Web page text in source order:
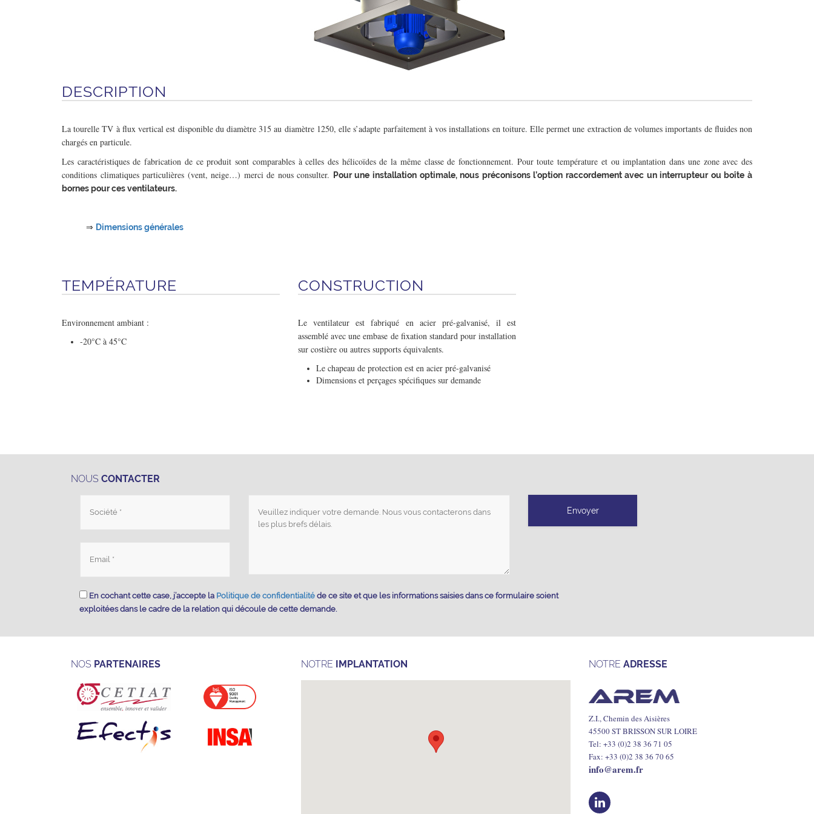
DESCRIPTION
La tourelle TV à flux vertical est disponible du diamètre 315 au diamètre 1250, elle s’adapte parfaitement à vos installations en toiture. Elle permet une extraction de volumes importants de fluides non
chargés en particule.
Les caractéristiques de fabrication de ce produit sont comparables à celles des hélicoïdes de la même classe de fonctionnement. Pour toute température et ou implantation dans une zone avec des
conditions climatiques particulières (vent, neige…) merci de nous consulter.
Pour une installation optimale, nous préconisons l’option raccordement avec un interrupteur ou boîte à
bornes pour ces ventilateurs.
⇒ Dimensions générales
TEMPÉRATURE
Environnement ambiant :
-20°C à 45°C
CONSTRUCTION
Le ventilateur est fabriqué en acier pré-galvanisé, il est
assemblé avec une embase de fixation standard pour installation
sur costière ou autres supports équivalents.
Le chapeau de protection est en acier pré-galvanisé
Dimensions et perçages spécifiques sur demande
NOUS CONTACTER
En cochant cette case, j’accepte la Politique de confidentialité de ce site et que les informations saisies dans ce formulaire soient
exploitées dans le cadre de la relation qui découle de cette demande.
NOS PARTENAIRES NOTRE IMPLANTATION NOTRE ADRESSE
Z.I., Chemin des Aisières
45500 ST BRISSON SUR LOIRE
Tel: +33 (0)2 38 36 71 05
Fax: +33 (0)2 38 36 70 65
info@arem.fr